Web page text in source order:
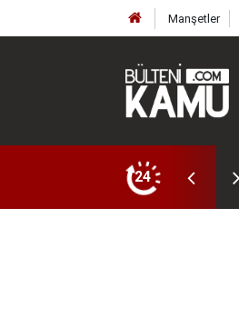
Manşetler
24
ve enstitüler kuruldu, bazıları